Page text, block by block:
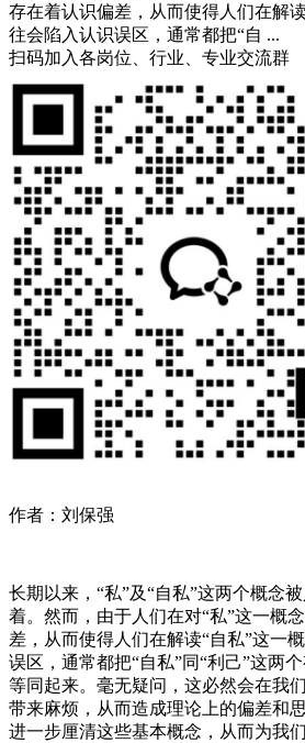
存在着认识偏差，从而使得人们在解
往会陷入认识误区，通常都把“自 ...
扫码加入各岗位、行业、专业交流群
作者：刘保强
长期以来，“私”及“自私”这两个概念
着。然而，由于人们在对“私”这一概
差，从而使得人们在解读“自私”这一
误区，通常都把“自私”同“利己”这两
等同起来。毫无疑问，这必然会在我
带来麻烦，从而造成理论上的偏差和
进一步厘清这些基本概念，从而为我